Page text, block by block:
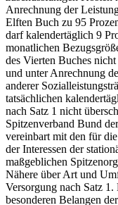
Anrechnung der
Elften Buch zu 95
darf kalendertäglich 9
monatlichen
des Vierten Buches
und unter Anrechnung
anderer
tatsächlichen
nach Satz 1 nicht
Spitzenverband Bund
vereinbart mit den für
der Interessen der
maßgeblichen
Nähere über Art und
Versorgung nach Satz 1.
besonderen Belangen